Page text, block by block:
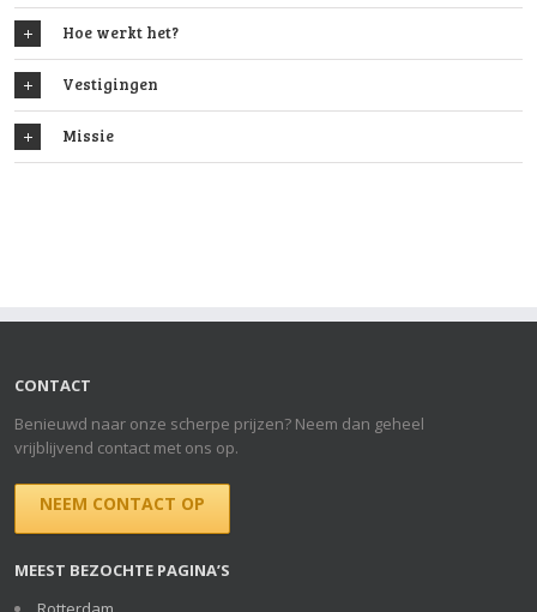
Hoe werkt het?
Vestigingen
Missie
CONTACT
Benieuwd naar onze scherpe prijzen? Neem dan geheel
vrijblijvend contact met ons op.
NEEM CONTACT OP
MEEST BEZOCHTE PAGINA’S